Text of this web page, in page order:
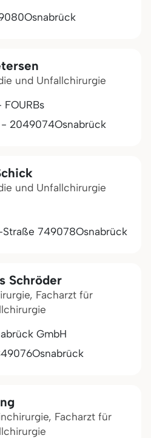
Osnabrück
und Unfallchirurgie
- 2049074Osnabrück
und Unfallchirurgie
749078Osnabrück
Schröder
Facharzt für
GmbH
49076Osnabrück
Facharzt für